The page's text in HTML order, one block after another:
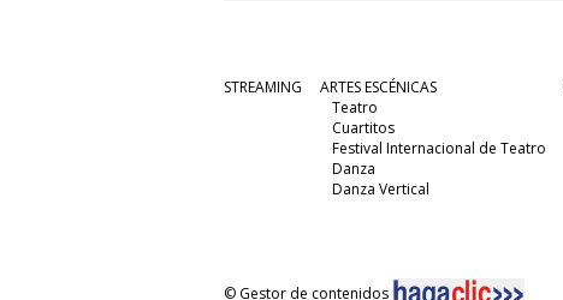
STREAMING
ARTES ESCÉNICAS
Teatro
Cuartitos
Festival Internacional de Teatro
Danza
Danza Vertical
© Gestor de contenidos